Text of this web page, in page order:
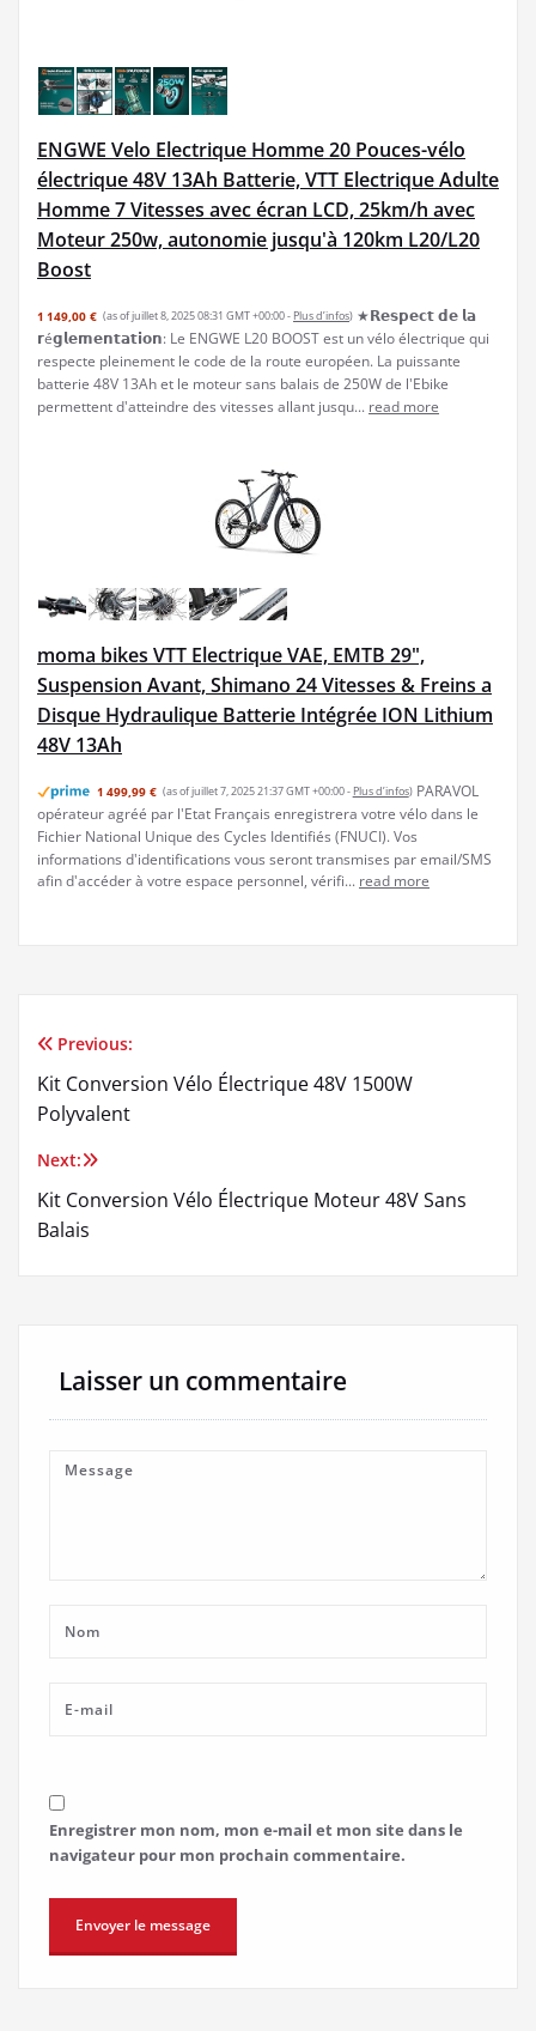
ENGWE Velo Electrique Homme 20 Pouces-vélo
électrique 48V 13Ah Batterie, VTT Electrique Adulte
Homme 7 Vitesses avec écran LCD, 25km/h avec
Moteur 250w, autonomie jusqu'à 120km L20/L20
Boost
1 149,00 € (as of juillet 8, 2025 08:31 GMT +00:00 - Plus d’infos) ★𝗥𝗲𝘀𝗽𝗲𝗰𝘁 𝗱𝗲 𝗹𝗮
𝗿é𝗴𝗹𝗲𝗺𝗲𝗻𝘁𝗮𝘁𝗶𝗼𝗻: Le ENGWE L20 BOOST est un vélo électrique qui
respecte pleinement le code de la route européen. La puissante
batterie 48V 13Ah et le moteur sans balais de 250W de l'Ebike
permettent d'atteindre des vitesses allant jusqu... read more
moma bikes VTT Electrique VAE, EMTB 29",
Suspension Avant, Shimano 24 Vitesses & Freins a
Disque Hydraulique Batterie Intégrée ION Lithium
48V 13Ah
1 499,99 € (as of juillet 7, 2025 21:37 GMT +00:00 - Plus d’infos) PARAVOL
opérateur agréé par l'Etat Français enregistrera votre vélo dans le
Fichier National Unique des Cycles Identifiés (FNUCI). Vos
informations d'identifications vous seront transmises par email/SMS
afin d'accéder à votre espace personnel, vérifi... read more
Navigation
de
l’article
Previous:
Kit Conversion Vélo Électrique 48V 1500W
Polyvalent
Next:
Kit Conversion Vélo Électrique Moteur 48V Sans
Balais
Laisser un commentaire
Enregistrer mon nom, mon e-mail et mon site dans le
navigateur pour mon prochain commentaire.